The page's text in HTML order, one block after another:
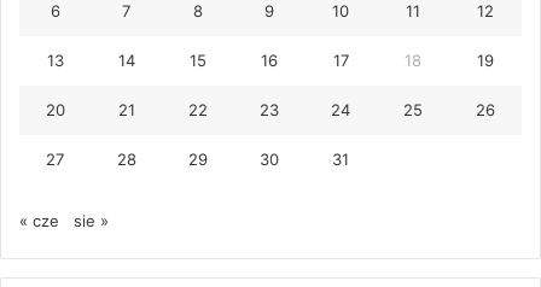
6 7 8 9 10 11 12
13 14 15 16 17 18 19
20 21 22 23 24 25 26
27 28 29 30 31
« cze sie »